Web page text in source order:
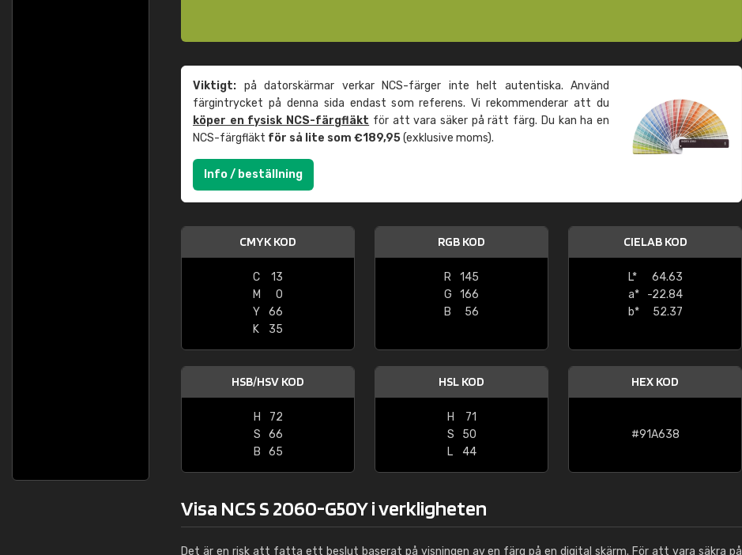
Viktigt: på datorskärmar verkar NCS-färger inte helt autentiska. Använd
färgintrycket på denna sida endast som referens. Vi rekommenderar att du
köper en fysisk NCS-färgfläkt för att vara säker på rätt färg. Du kan ha en
NCS-färgfläkt för så lite som €189,95(exklusive moms).
Info / beställning
CMYK KOD
C
13
M
0
Y
66
K
35
RGB KOD
R
145
G
166
B
56
CIELAB KOD
L*
64.63
a*
-22.84
b*
52.37
HSB/HSV KOD
H
72
S
66
B
65
HSL KOD
H
71
S
50
L
44
HEX KOD
#91A638
Visa NCS S 2060-G50Y i verkligheten
Det är en risk att fatta ett beslut baserat på visningen av en färg på en digital skärm. För att vara säkra på
Windows
"Great product and speedy delivery"